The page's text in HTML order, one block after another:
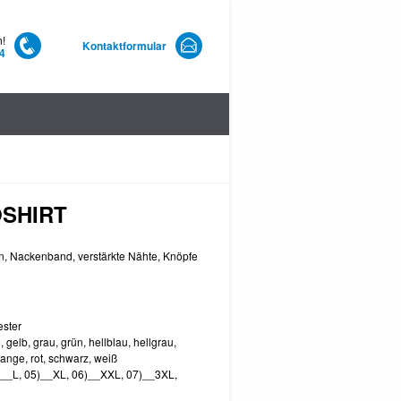
Kontaktformular
Nackenband, ­verstärkte Nähte, Knöpfe
gelb, grau, grün, hellblau, hellgrau,
rot, schwarz, weiß
05)__XL, 06)__XXL, 07)__3XL,